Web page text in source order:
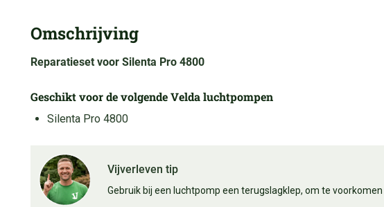
Omschrijving
Reparatieset voor Silenta Pro 4800
Geschikt voor de volgende Velda luchtpompen
Silenta Pro 4800
Vijverleven tip
Gebruik bij een luchtpomp een terugslagklep, om te